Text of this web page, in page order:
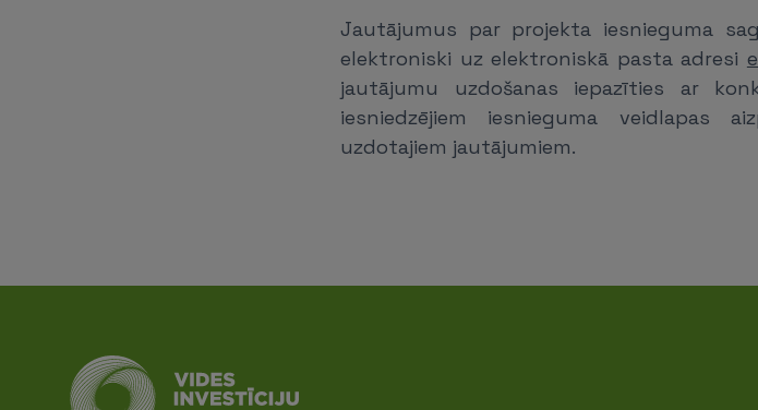
Jautājumus par projekta iesnieguma
elektroniski uz elektroniskā pasta adresi
jautājumu uzdošanas iepazīties ar
iesniedzējiem iesnieguma veidlapas
uzdotajiem jautājumiem.